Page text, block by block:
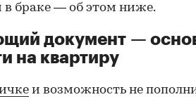
браке — об этом ниже.
документ —
на квартиру
и возможность не